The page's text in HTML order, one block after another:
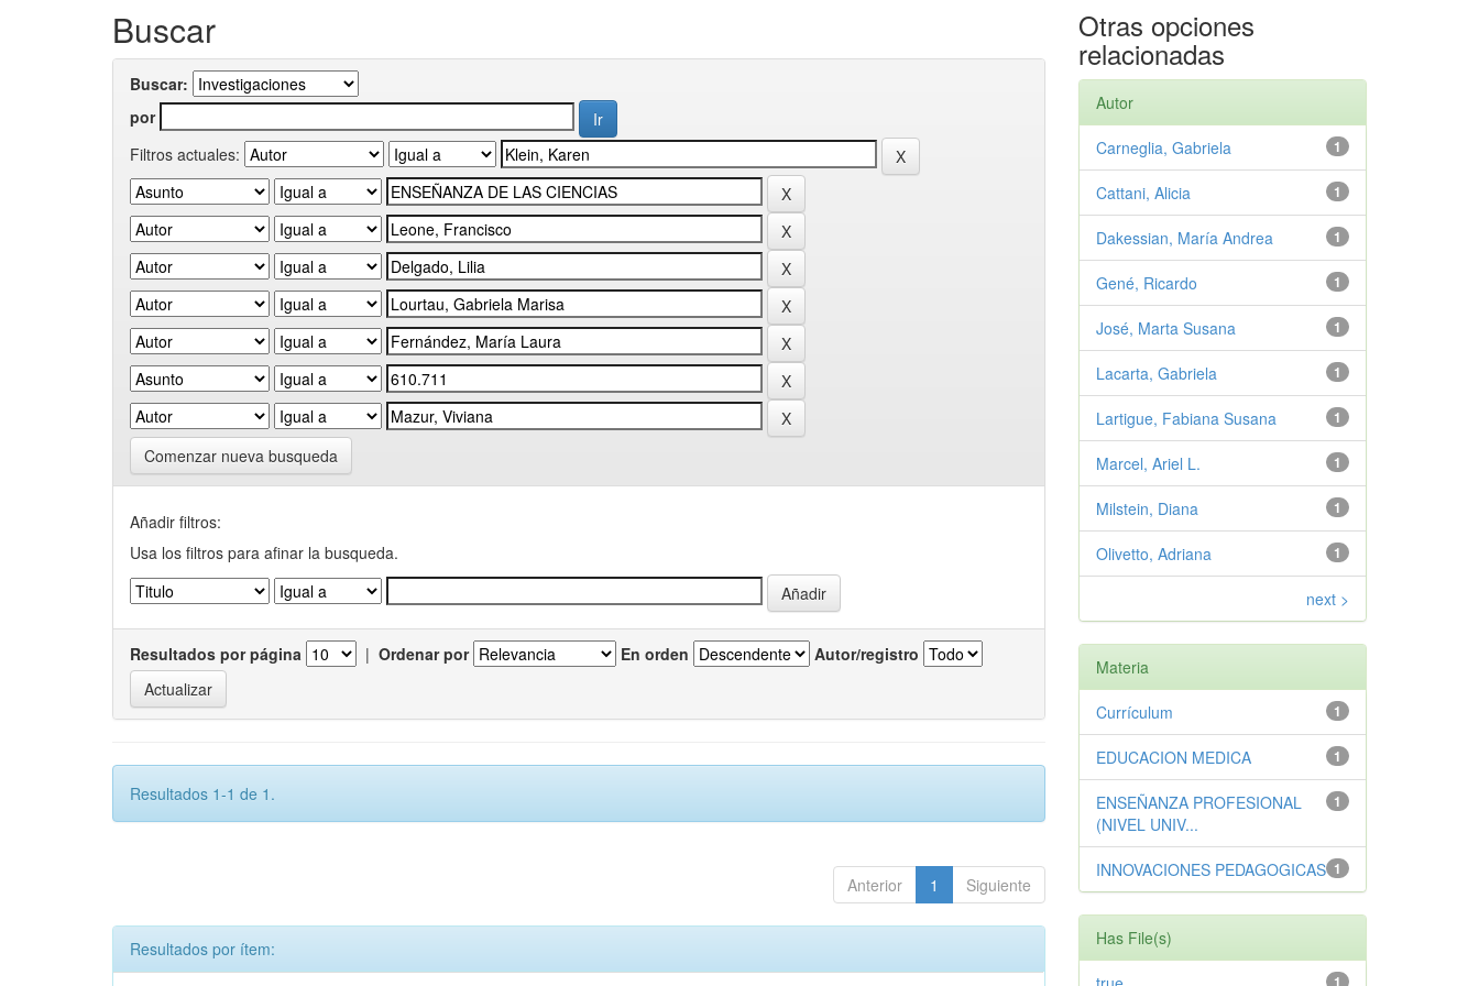
Buscar
Buscar:
por
Filtros actuales:
Comenzar nueva busqueda
Añadir filtros:
Usa los filtros para afinar la busqueda.
Resultados por página | Ordenar por En orden Autor/registro
Resultados 1-1 de 1.
Anterior 1 Siguiente
Resultados por ítem:
Otras opciones
relacionadas
Autor
1
Carneglia, Gabriela
1
Cattani, Alicia
1
Dakessian, María Andrea
1
Gené, Ricardo
1
José, Marta Susana
1
Lacarta, Gabriela
1
Lartigue, Fabiana Susana
1
Marcel, Ariel L.
1
Milstein, Diana
1
Olivetto, Adriana
next >
Materia
1
Currículum
1
EDUCACION MEDICA
1
ENSEÑANZA PROFESIONAL
(NIVEL UNIV...
1
INNOVACIONES PEDAGOGICAS
Has File(s)
1